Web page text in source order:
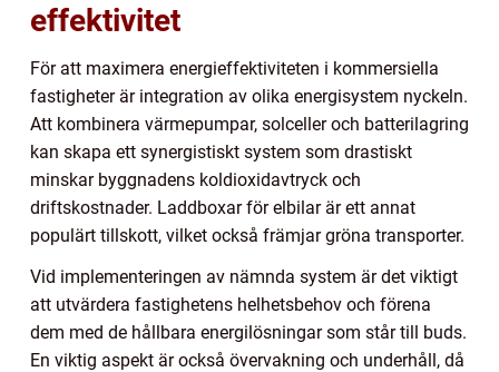
effektivitet
För att maximera energieffektiviteten i kommersiella
fastigheter är integration av olika energisystem nyckeln.
Att kombinera värmepumpar, solceller och batterilagring
kan skapa ett synergistiskt system som drastiskt
minskar byggnadens koldioxidavtryck och
driftskostnader. Laddboxar för elbilar är ett annat
populärt tillskott, vilket också främjar gröna transporter.
Vid implementeringen av nämnda system är det viktigt
att utvärdera fastighetens helhetsbehov och förena
dem med de hållbara energilösningar som står till buds.
En viktig aspekt är också övervakning och underhåll, då